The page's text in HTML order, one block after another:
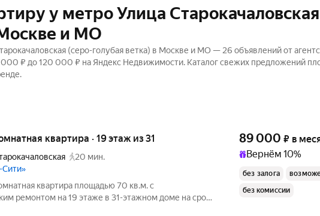
у метро Улица Старокачаловская
и МО
(серо-голубая ветка) в Москве и МО — 26 объявлений от
000 ₽ до 120 000 ₽ на Яндекс Недвижимости. Каталог свежих предложений
квартира · 19 этаж из 31
20 мин.
Сити»
квартира площадью 70 кв.м. с
ремонтом на 19 этаже в 31-этажном доме на срок
89 000 ₽ в
Вернём 10%
без залога
без комиссии